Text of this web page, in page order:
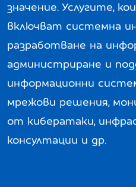
значение. Услугите,
включват системна
разработване на
администриране и
информационни
мрежови решения,
от кибератаки,
консултации и др.